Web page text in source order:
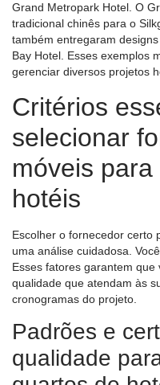
Grand Metropark Hotel. O
tradicional chinês para o
também entregaram
Bay Hotel. Esses exemplos
gerenciar diversos projetos
Critérios
selecionar
móveis
hotéis
Escolher o fornecedor certo
uma análise cuidadosa.
Esses fatores garantem
qualidade que atendam às
cronogramas do projeto.
Padrões e
qualidade